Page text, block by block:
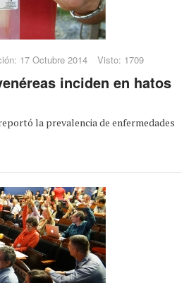
17 Octubre 2014 Visto: 1709
inciden en hatos
la prevalencia de enfermedades